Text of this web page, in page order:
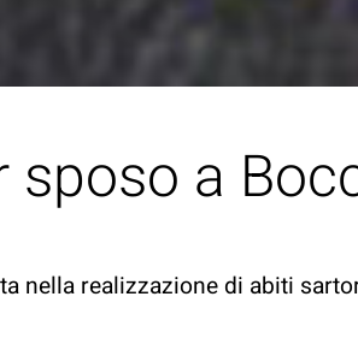
a
nella realizzazione di abiti